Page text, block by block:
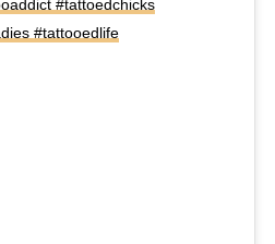
#tattoedchicks
#tattooedlife